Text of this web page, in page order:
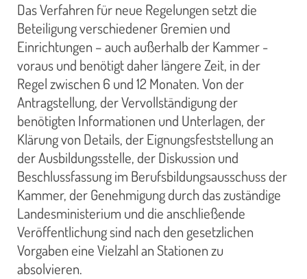
Das Verfahren für neue Regelungen setzt die
Beteiligung verschiedener Gremien und
Einrichtungen – auch außerhalb der Kammer -
voraus und benötigt daher längere Zeit, in der
Regel zwischen 6 und 12 Monaten. Von der
Antragstellung, der Vervollständigung der
benötigten Informationen und Unterlagen, der
Klärung von Details, der Eignungsfeststellung an
der Ausbildungsstelle, der Diskussion und
Beschlussfassung im Berufsbildungsausschuss der
Kammer, der Genehmigung durch das zuständige
Landesministerium und die anschließende
Veröffentlichung sind nach den gesetzlichen
Vorgaben eine Vielzahl an Stationen zu
absolvieren.